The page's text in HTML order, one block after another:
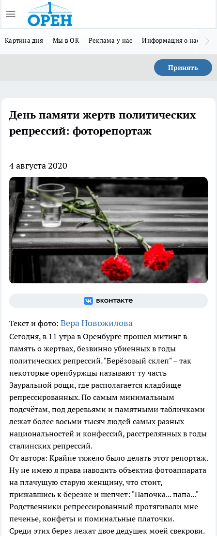
Картина дня Мы в ОК Реклама у нас Информация о нас
Принять
День памяти жертв политических
репрессий: фоторепортаж
4 августа 2020
Текст и фото: Вера Новожилова
Сегодня, в 11 утра в Оренбурге прошел митинг в
память о жертвах, безвинно убиенных в годы
политических репрессий. "Берёзовый склеп" – так
некоторые оренбуржцы называют ту часть
Зауральной рощи, где располагается кладбище
репрессированных. По самым минимальным
подсчётам, под деревьями и памятными табличками
лежат более восьми тысяч людей самых разных
национальностей и конфессий, расстрелянных в годы
сталинских репрессий.
От автора: Крайне тяжело было делать этот репортаж.
Ну не имею я права наводить объектив фотоаппарата
на плачущую старую женщину, что стоит,
прижавшись к березке и шепчет: "Папочка... папа..."
Родственники репрессированный протягивали мне
печенье, конфеты и поминальные платочки.
Среди этих берез лежат двое дедушек моей свекрови.